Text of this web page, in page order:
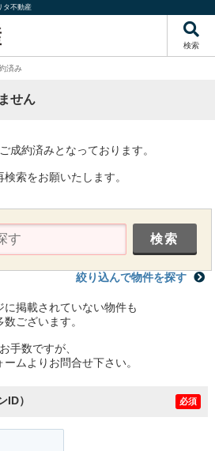
タ不動産
検索
済み
せん
成約済みとなっております。
索をお願いたします。
絞り込んで物件を探す
に掲載されていない物件も
数ございます。
お手数ですが、
ムよりお問合せ下さい。
ID） 必須